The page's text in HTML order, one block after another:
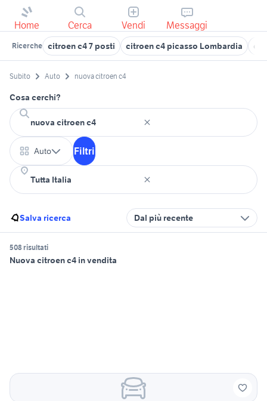
Home Cerca Vendi Messaggi
Ricerche citroen c4 7 posti citroen c4 picasso Lombardia
Subito Auto nuova citroen c4
Cosa cerchi?
Auto Filtri
Salva ricerca Dal più recente
508 risultati
Nuova citroen c4 in vendita